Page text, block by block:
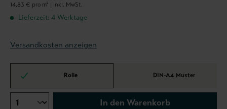
14,83 € pro m² | inkl. MwSt.
Lieferzeit: 4 Werktage
Versandkosten anzeigen
Rolle DIN-A4 Muster
In den Warenkorb